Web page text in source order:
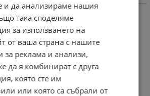
и да анализираме нашия
така споделяме
за използването на
от ваша страна с нашите
за реклама и анализи,
да я комбинират с друга
която сте им
или която са събрали от